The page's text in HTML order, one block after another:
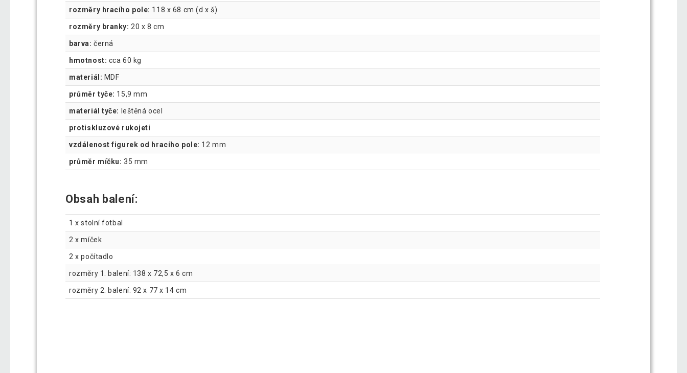
rozměry hracího pole: 118 x 68 cm (d x š)
rozměry branky: 20 x 8 cm
barva: černá
hmotnost: cca 60 kg
materiál: MDF
průměr tyče: 15,9 mm
materiál tyče: leštěná ocel
protiskluzové rukojeti
vzdálenost figurek od hracího pole: 12 mm
průměr míčku: 35 mm
Obsah balení:
1 x stolní fotbal
2 x míček
2 x počítadlo
rozměry 1. balení: 138 x 72,5 x 6 cm
rozměry 2. balení: 92 x 77 x 14 cm